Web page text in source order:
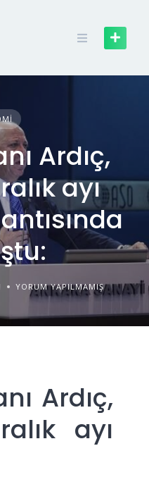
Ardıç,
ayı
YORUM YAPILMAMIŞ
Ardıç,
ayı